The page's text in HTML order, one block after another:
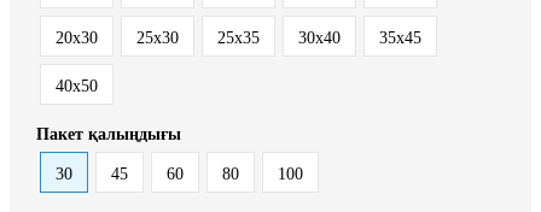
20x30 25x30 25x35 30x40 35x45
40x50
Пакет қалыңдығы
30 45 60 80 100